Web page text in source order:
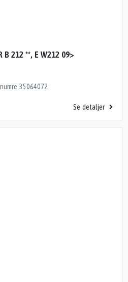
B 212 **, E W212 09>
35064072
Se detaljer